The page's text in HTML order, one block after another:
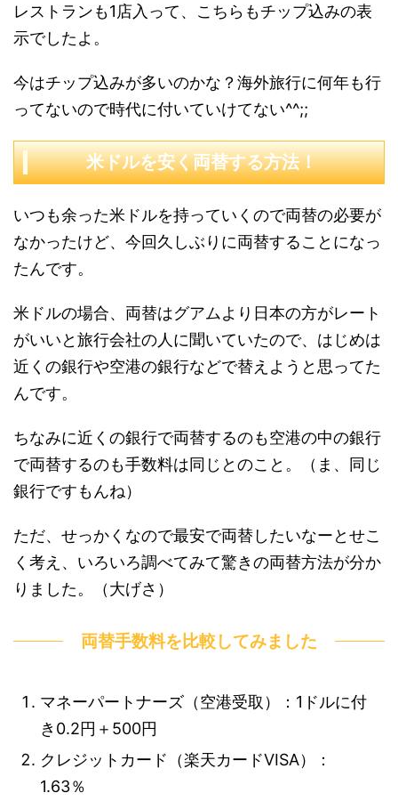
レストランも1店入って、こちらもチップ込みの表
示でしたよ。
今はチップ込みが多いのかな？海外旅行に何年も行
ってないので時代に付いていけてない^^;;
米ドルを安く両替する方法！
いつも余った米ドルを持っていくので両替の必要が
なかったけど、今回久しぶりに両替することになっ
たんです。
米ドルの場合、両替はグアムより日本の方がレート
がいいと旅行会社の人に聞いていたので、はじめは
近くの銀行や空港の銀行などで替えようと思ってた
んです。
ちなみに近くの銀行で両替するのも空港の中の銀行
で両替するのも手数料は同じとのこと。（ま、同じ
銀行ですもんね）
ただ、せっかくなので最安で両替したいなーとせこ
く考え、いろいろ調べてみて驚きの両替方法が分か
りました。（大げさ）
両替手数料を比較してみました
マネーパートナーズ（空港受取）：1ドルに付
き0.2円＋500円
クレジットカード（楽天カードVISA）：
1.63％